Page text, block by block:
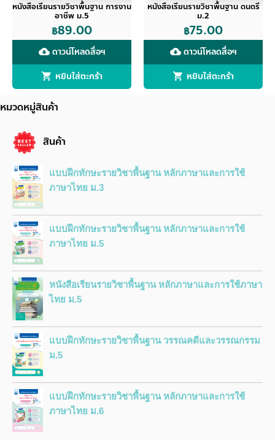
หนังสือเรียนรายวิชาพื้นฐาน การงาน
อาชีพ ม.5
฿89.00
cloud_downloadดาวน์โหลดสื่อฯ
หยิบใส่ตะกร้า
หนังสือเรียนรายวิชาพื้นฐาน ดนตรี
ม.2
฿75.00
cloud_downloadดาวน์โหลดสื่อฯ
หยิบใส่ตะกร้า
หมวดหมู่สินค้า
สินค้า
แบบฝึกทักษะรายวิชาพื้นฐาน หลักภาษาและการใช้
ภาษาไทย ม.3
แบบฝึกทักษะรายวิชาพื้นฐาน หลักภาษาและการใช้
ภาษาไทย ม.5
หนังสือเรียนรายวิชาพื้นฐาน หลักภาษาและการใช้ภาษา
ไทย ม.5
แบบฝึกทักษะรายวิชาพื้นฐาน วรรณคดีและวรรณกรรม
ม.5
แบบฝึกทักษะรายวิชาพื้นฐาน หลักภาษาและการใช้
ภาษาไทย ม.6